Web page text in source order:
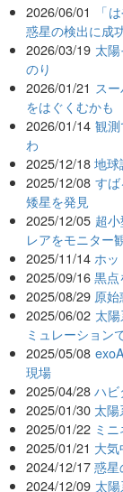
2026/06/01
「
惑星の検出に成
2026/03/19 太
のり
2026/01/21 ス
をはぐくむかも
2026/01/14 観
わ
2025/12/18 地球
2025/12/08 す
矮星を発見
2025/12/05 超
レアをモニター
2025/11/14 ホ
2025/09/16 黒
2025/08/29 原
2025/06/02 太
ミュレーション
2025/05/08
現場
2025/04/28 ハビ
2025/01/30 太
2025/01/22 ミ
2025/01/21 大
2024/12/17 惑
2024/12/09 太